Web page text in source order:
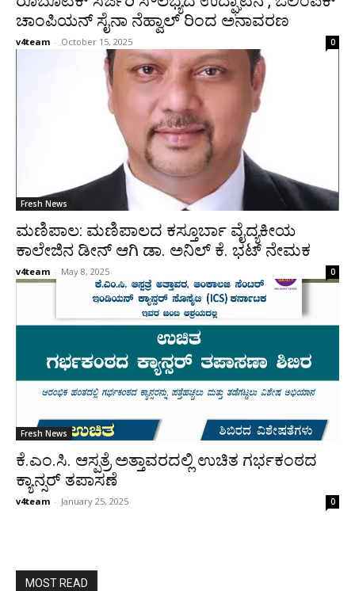
ಚಾಂಪಿಯನ್ ಸೈನಾ ನೆಹ್ವಾಲ್ ರಿಂದ ಅನಾವರಣ
v4team - October 15, 2025 0
Fresh News
ಮಣಿಪಾಲ: ಮಣಿಪಾಲದ ಕಸ್ತೂರ್ಬಾ ವೈದ್ಯಕೀಯ
ಕಾಲೇಜಿನ ಡೀನ್ ಆಗಿ ಡಾ. ಅನಿಲ್ ಕೆ. ಭಟ್ ನೇಮಕ
v4team - May 8, 2025 0
Fresh News
ಕೆ.ಎಂ.ಸಿ. ಆಸ್ಪತ್ರೆ ಅತ್ತಾವರದಲ್ಲಿ ಉಚಿತ ಗರ್ಭಕಂಠದ
ಕ್ಯಾನ್ಸರ್‌ ತಪಾಸಣೆ
v4team - January 25, 2025 0
MOST READ